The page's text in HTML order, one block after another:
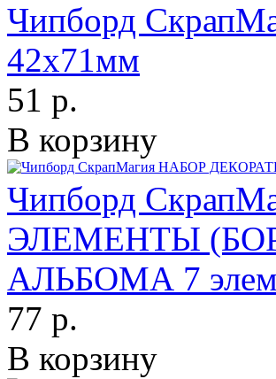
Чипборд
42х71мм
51 р.
В корзину
Чипборд
ЭЛЕМЕНТЫ
АЛЬБОМА 7
77 р.
В корзину